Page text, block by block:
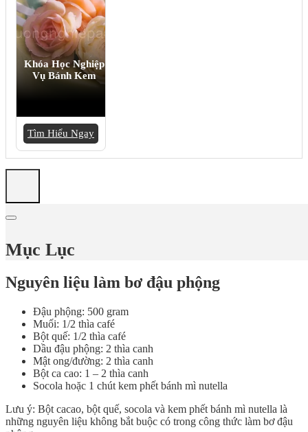
Khóa Học Nghiệp
Vụ Bánh Kem
Tìm Hiểu Ngay
Mục Lục
Nguyên liệu làm bơ đậu phộng
Đậu phộng: 500 gram
Muối: 1/2 thìa café
Bột quế: 1/2 thìa café
Dầu đậu phộng: 2 thìa canh
Mật ong/đường: 2 thìa canh
Bột ca cao: 1 – 2 thìa canh
Socola hoặc 1 chút kem phết bánh mì nutella
Lưu ý: Bột cacao, bột quế, socola và kem phết bánh mì nutella là
những nguyên liệu không bắt buộc có trong công thức làm bơ đậu